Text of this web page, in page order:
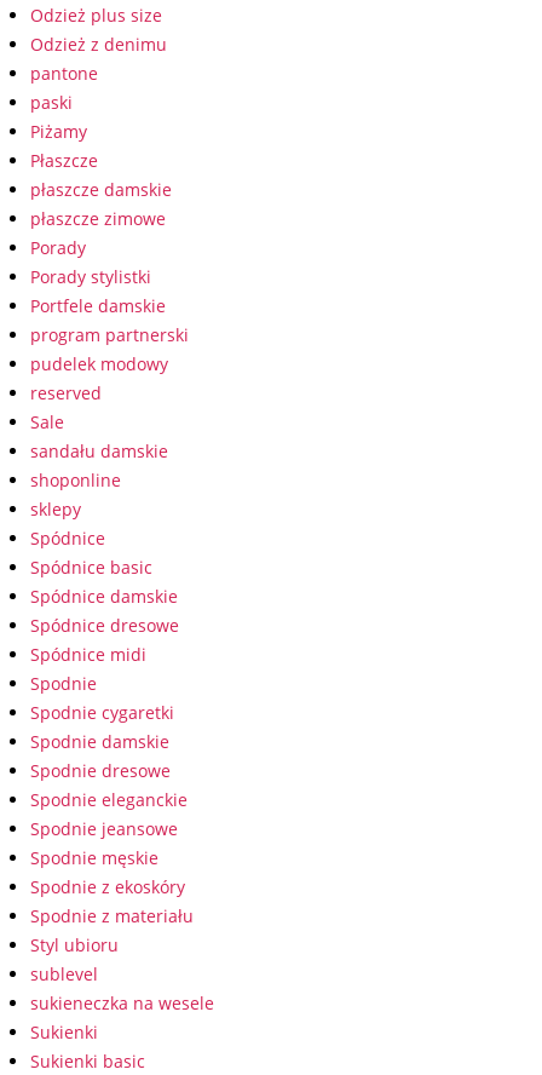
Odzież plus size
Odzież z denimu
pantone
paski
Piżamy
Płaszcze
płaszcze damskie
płaszcze zimowe
Porady
Porady stylistki
Portfele damskie
program partnerski
pudelek modowy
reserved
Sale
sandału damskie
shoponline
sklepy
Spódnice
Spódnice basic
Spódnice damskie
Spódnice dresowe
Spódnice midi
Spodnie
Spodnie cygaretki
Spodnie damskie
Spodnie dresowe
Spodnie eleganckie
Spodnie jeansowe
Spodnie męskie
Spodnie z ekoskóry
Spodnie z materiału
Styl ubioru
sublevel
sukieneczka na wesele
Sukienki
Sukienki basic